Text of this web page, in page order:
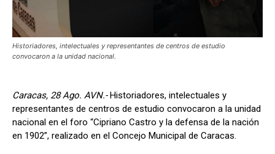
Historiadores, intelectuales y representantes de centros de estudio
convocaron a la unidad nacional.
Caracas, 28 Ago. AVN.-Historiadores, intelectuales y
representantes de centros de estudio convocaron a la unidad
nacional en el foro “Cipriano Castro y la defensa de la nación
en 1902”, realizado en el Concejo Municipal de Caracas.